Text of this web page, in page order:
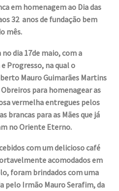
em homenagem ao Dia das
32 anos de fundação bem
mês.
dia 17de maio, com a
Progresso, na qual o
Mauro Guimarães Martins
para homenagear as
vermelha entregues pelos
brancas para as Mães que já
no Oriente Eterno.
com um delicioso café
acomodados em
foram brindados com uma
Irmão Mauro Serafim, da